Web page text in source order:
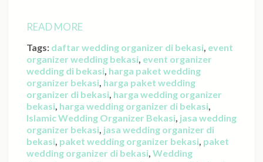
READ MORE
Tags: daftar wedding organizer di bekasi, event
organizer wedding bekasi, event organizer
wedding di bekasi, harga paket wedding
organizer bekasi, harga paket wedding
organizer di bekasi, harga wedding organizer
bekasi, harga wedding organizer di bekasi,
Islamic Wedding Organizer Bekasi, jasa wedding
organizer bekasi, jasa wedding organizer di
bekasi, paket wedding organizer bekasi, paket
wedding organizer di bekasi, Wedding